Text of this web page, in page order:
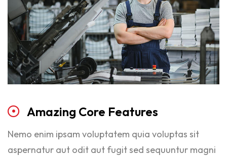
Amazing Core Features
Nemo enim ipsam voluptatem quia voluptas sit
aspernatur aut odit aut fugit sed sequuntur magni